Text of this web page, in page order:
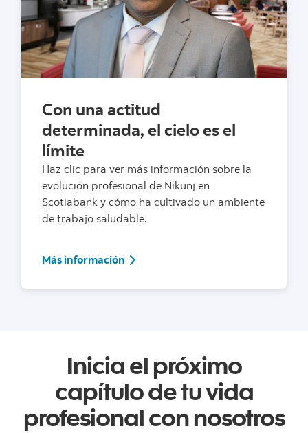
Con una actitud
determinada, el cielo es el
límite
Haz clic para ver más información sobre la
evolución profesional de Nikunj en
Scotiabank y cómo ha cultivado un ambiente
de trabajo saludable.
Más información Más información
Inicia el próximo
capítulo de tu vida
profesional con nosotros